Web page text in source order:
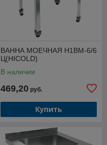
ВАННА МОЕЧНАЯ Н1ВМ-6/6
Ц(HICOLD)
В наличии
469,20 руб.
Купить